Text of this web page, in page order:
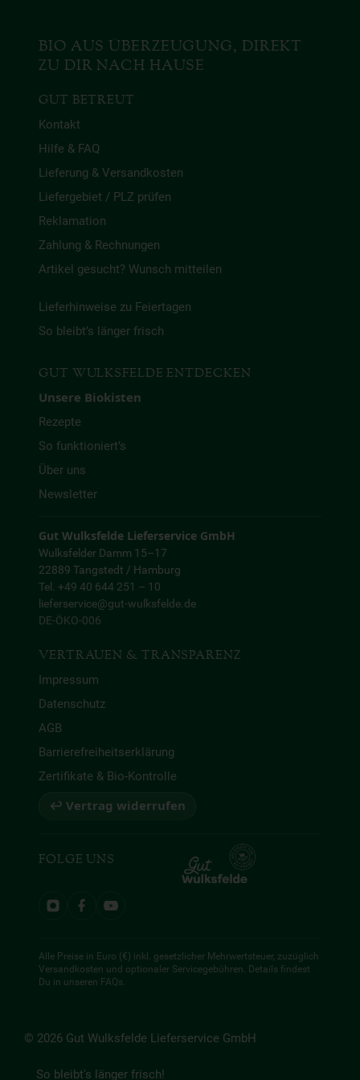
BIO AUS ÜBERZEUGUNG, DIREKT
ZU DIR NACH HAUSE
GUT BETREUT
Kontakt
Hilfe & FAQ
Lieferung & Versandkosten
Liefergebiet / PLZ prüfen
Reklamation
Zahlung & Rechnungen
Artikel gesucht? Wunsch mitteilen
Lieferhinweise zu Feiertagen
So bleibt’s länger frisch
GUT WULKSFELDE ENTDECKEN
Unsere Biokisten
Rezepte
So funktioniert’s
Über uns
Newsletter
Gut Wulksfelde Lieferservice GmbH
Wulksfelder Damm 15–17
22889 Tangstedt / Hamburg
Tel. +49 40 644 251 – 10
lieferservice@gut-wulksfelde.de
DE-ÖKO-006
VERTRAUEN & TRANSPARENZ
Impressum
Datenschutz
AGB
Barrierefreiheitserklärung
Zertifikate & Bio-Kontrolle
↩ Vertrag widerrufen
FOLGE UNS
Alle Preise in Euro (€) inkl. gesetzlicher Mehrwertsteuer, zuzüglich
Versandkosten und optionaler Servicegebühren. Details findest
Du in unseren FAQs.
© 2026 Gut Wulksfelde Lieferservice GmbH
So bleibt's länger frisch!